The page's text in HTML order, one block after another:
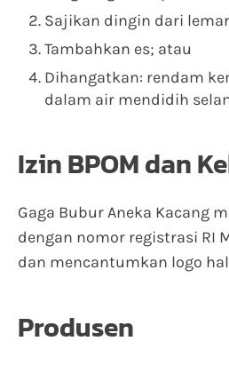
Sajikan dingin dari
Tambahkan es; atau
Dihangatkan: rendam
dalam air mendidih
Izin BPOM dan
Gaga Bubur Aneka Kacang
dengan nomor registrasi RI
dan mencantumkan logo
Produsen